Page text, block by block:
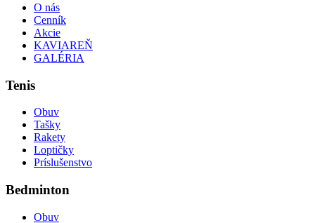
O nás
Cenník
Akcie
KAVIAREŇ
GALÉRIA
Tenis
Obuv
Tašky
Rakety
Loptičky
Príslušenstvo
Bedminton
Obuv